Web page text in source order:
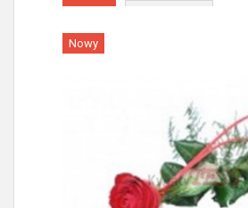
Nowy